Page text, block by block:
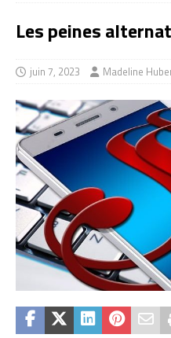
Les peines
juin 7, 2023 Madeline